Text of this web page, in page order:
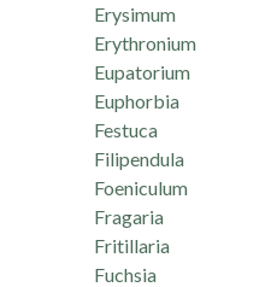
Erysimum
Erythronium
Eupatorium
Euphorbia
Festuca
Filipendula
Foeniculum
Fragaria
Fritillaria
Fuchsia